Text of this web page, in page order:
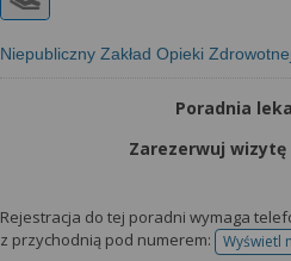
Niepubliczny Zakład Opieki
Poradnia
Zarezerwuj
Rejestracja do tej poradni wymaga
z przychodnią pod numerem:
Wyświetl